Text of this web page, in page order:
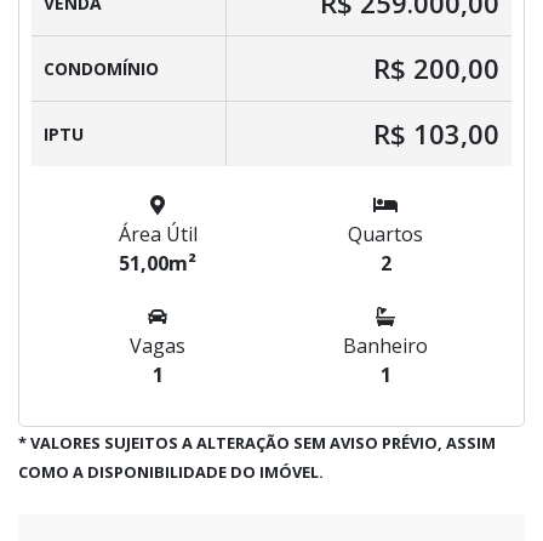
CONDOMÍNIO R$ 200,00
IPTU R$ 103,00
Área Útil
51,00m²
Quartos
2
Vagas
1
Banheiro
1
* VALORES SUJEITOS A ALTERAÇÃO SEM AVISO PRÉVIO, ASSIM
COMO A DISPONIBILIDADE DO IMÓVEL.